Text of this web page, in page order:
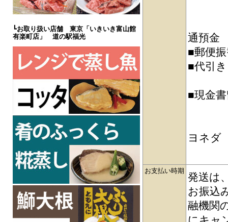
┗お取り扱い店舗 東京「いきいき富山館
有楽町店」 道の駅福光
通預金
■郵便
■代引
■現金
ヨネダ
お支払い時期
発送は
お振込
融機関